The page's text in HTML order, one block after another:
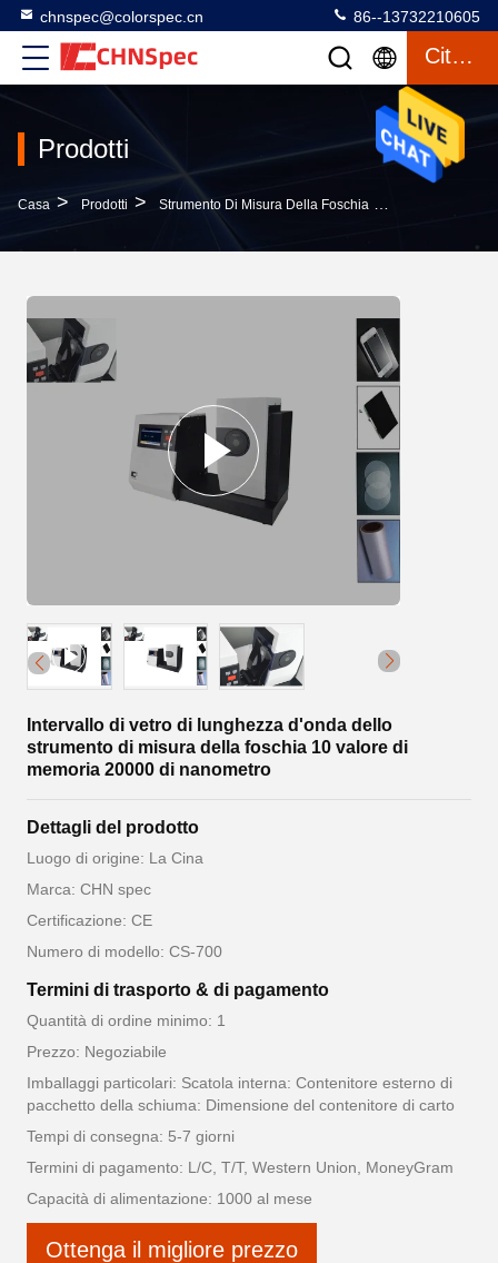
chnspec@colorspec.cn 86--13732210605
Citazione
Prodotti
Casa > Prodotti > Strumento Di Misura Della Foschia >
Intervallo di vetro di lunghezza d'onda dello
strumento di misura della foschia 10 valore di
memoria 20000 di nanometro
Dettagli del prodotto
Luogo di origine: La Cina
Marca: CHN spec
Certificazione: CE
Numero di modello: CS-700
Termini di trasporto & di pagamento
Quantità di ordine minimo: 1
Prezzo: Negoziabile
Imballaggi particolari: Scatola interna: Contenitore esterno di
pacchetto della schiuma: Dimensione del contenitore di carto
Tempi di consegna: 5-7 giorni
Termini di pagamento: L/C, T/T, Western Union, MoneyGram
Capacità di alimentazione: 1000 al mese
Ottenga il migliore prezzo